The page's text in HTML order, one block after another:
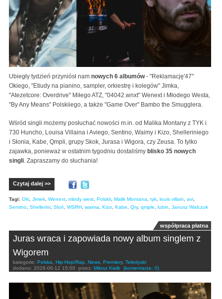
Ubiegły tydzień przyniósł nam nowych 6 albumów- "Reklamację'47"
Okiego, "Etiudy na pianino, sampler, orkiestrę i kolegów" Jimka,
"Atezetcore: Overdrive" Miłego ATZ, "04042.wnxt" Wenext i Młodego Westa,
"By Any Means" Polskiiego, a także "Game Over" Bambo the Smugglera.
Wśród singli możemy posłuchać nowości m.in. od Malika Montany z TYK i
730 Huncho, Louisa Villaina i Aviego, Sentino, Waimy i Kizo, Shelleriniego
i Słonia, Kabe, Qmpli, grupy Skok, Jurasa i Wigora, czy Zeusa. To tylko
zajawka, ponieważ w ostatnim tygodniu dostaliśmy blisko 35 nowych
singli. Zapraszamy do słuchania!
Czytaj dalej >>
Tagi: Oki Jimek Wenext mlody west Polskii Malik Montana tyk louis villain avi
Sentino Shellerini Sloń WSRH waima Kizo Kabe Qry, qmple lubin Janusz Walczuk
współpraca płatna
Juras wraca i zapowiada nowy album singlem z
Wigorem
kategorie: Polska Hip-Hop/Rap News Premiery, Teledyski
dodano: 2026-06-12 15:00 przez: Miłosz Kiełb (komentarze: 0)